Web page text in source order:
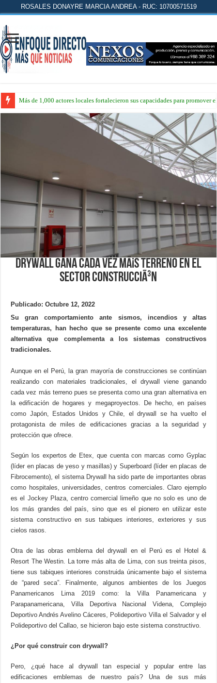
ROSALES DONAYRE MARCIA ANDREA - RUC: 10700571519
Más de 1,000 actores locales fortalecieron sus capacidades para promover
Drywall gana cada vez mÃ¡s terreno en el
sector construcciÃ³n
Publicado: Octubre 12, 2022
Su gran comportamiento ante sismos, incendios y altas
temperaturas, han hecho que se presente como una excelente
alternativa que complementa a los sistemas constructivos
tradicionales.
Aunque en el Perú, la gran mayoría de construcciones se continúan
realizando con materiales tradicionales, el drywall viene ganando
cada vez más terreno pues se presenta como una gran alternativa en
la edificación de hogares y megaproyectos. De hecho, en países
como Japón, Estados Unidos y Chile, el drywall se ha vuelto el
protagonista de miles de edificaciones gracias a la seguridad y
protección que ofrece.
Según los expertos de Etex, que cuenta con marcas como Gyplac
(líder en placas de yeso y masillas) y Superboard (líder en placas de
Fibrocemento), el sistema Drywall ha sido parte de importantes obras
como hospitales, universidades, centros comerciales. Claro ejemplo
es el Jockey Plaza, centro comercial limeño que no solo es uno de
los más grandes del país, sino que es el pionero en utilizar este
sistema constructivo en sus tabiques interiores, exteriores y sus
cielos rasos.
Otra de las obras emblema del drywall en el Perú es el Hotel &
Resort The Westin. La torre más alta de Lima, con sus treinta pisos,
tiene sus tabiques interiores construida únicamente bajo el sistema
de “pared seca”. Finalmente, algunos ambientes de los Juegos
Panamericanos Lima 2019 como: la Villa Panamericana y
Parapanamericana, Villa Deportiva Nacional Videna, Complejo
Deportivo Andrés Avelino Cáceres, Polideportivo Villa el Salvador y el
Polideportivo del Callao, se hicieron bajo este sistema constructivo.
¿Por qué construir con drywall?
Pero, ¿qué hace al drywall tan especial y popular entre las
edificaciones emblemas de nuestro país? Una de sus más